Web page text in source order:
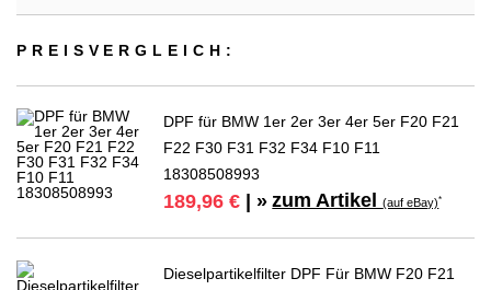
PREIS­VER­GLEICH:
DPF für BMW 1er 2er 3er 4er 5er F20 F21
F22 F30 F31 F32 F34 F10 F11
18308508993
189,96 € | » zum Artikel(auf eBay)*
Dieselpartikelfilter DPF Für BMW F20 F21